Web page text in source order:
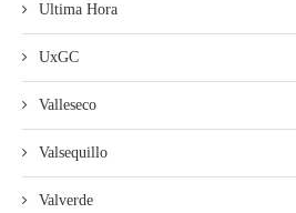
Ultima Hora
UxGC
Valleseco
Valsequillo
Valverde